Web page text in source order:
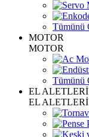
Tümünü
MOTOR
MOTOR
Tümünü
EL ALETLERİ
EL ALETLERİ